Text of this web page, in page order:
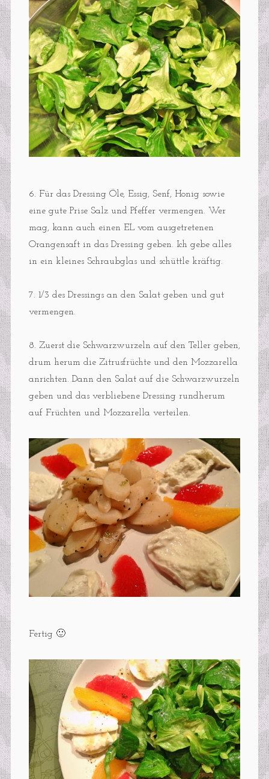
6. Für das Dressing Öle, Essig, Senf, Honig sowie
eine gute Prise Salz und Pfeffer vermengen. Wer
mag, kann auch einen EL vom ausgetretenen
Orangensaft in das Dressing geben. Ich gebe alles
in ein kleines Schraubglas und schüttle kräftig.
7. 1/3 des Dressings an den Salat geben und gut
vermengen.
8. Zuerst die Schwarzwurzeln auf den Teller geben,
drum herum die Zitrusfrüchte und den Mozzarella
anrichten. Dann den Salat auf die Schwarzwurzeln
geben und das verbliebene Dressing rundherum
auf Früchten und Mozzarella verteilen.
Fertig 🙂